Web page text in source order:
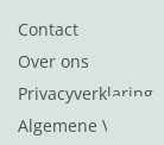
Contact
Over ons
Privacyverklaring
Algemene